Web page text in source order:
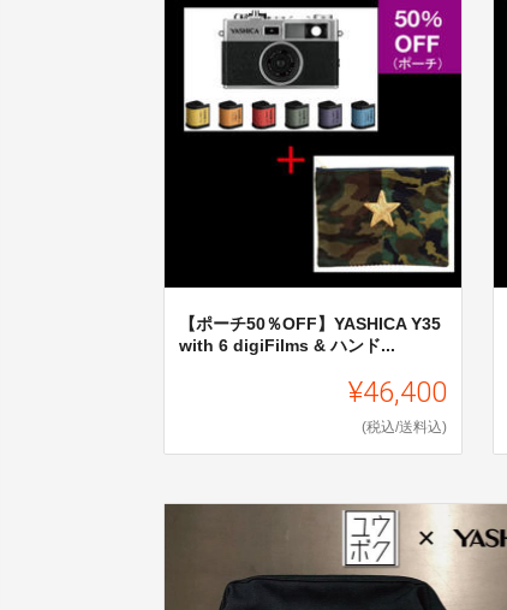
【ポーチ50％OFF】YASHICA Y35
with 6 digiFilms & ハンド...
¥46,400
(税込/送料込)